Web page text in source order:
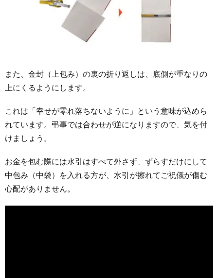
また、金封（上包み）の裏の折り返しは、底側が重なりの
上にくるようにします。
これは「幸せが零れ落ちないように」という意味が込めら
れています。弔事では合わせが逆になりますので、気を付
けましょう。
お金を包む際には水引はすべて外さず、ずらすだけにして
中包み（中袋）を入れる方が、水引が擦れてご祝儀が傷む
心配がありません。